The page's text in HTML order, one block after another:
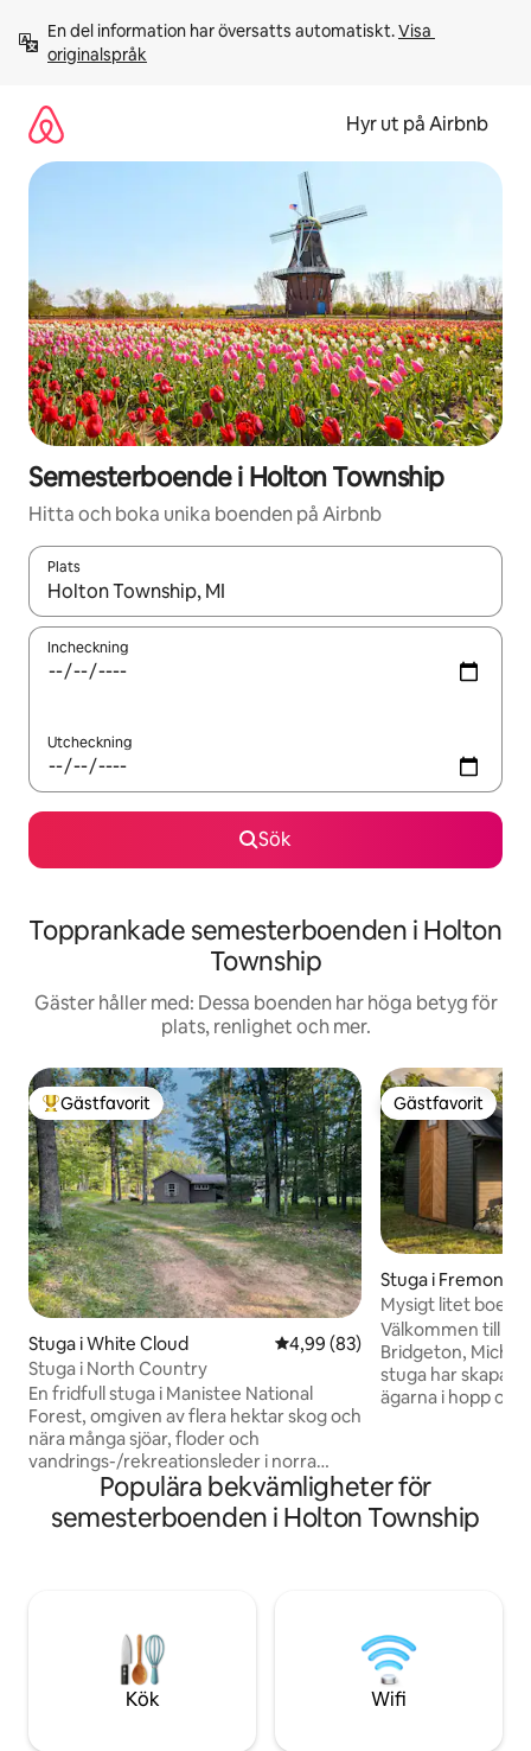
innehåll
En del information har översatts automatiskt. Visa
originalspråk
Hyr ut på Airbnb
Semesterboende i Holton Township
Hitta och boka unika boenden på Airbnb
Plats
När resultaten är tillgängliga kan du navigera med upp- och
Incheckning
Utcheckning
Sök
Topprankade semesterboenden i Holton
Township
Gäster håller med: Dessa boenden har höga betyg för
plats, renlighet och mer.
Populär gästfavorit
Gästfavorit
Stuga i White Cloud 4,99 av 5 i genomsnittligt
4,99 (83)
Stuga i North Country
En fridfull stuga i Manistee National
Forest, omgiven av flera hektar skog och
nära många sjöar, floder och
vandrings-/rekreationsleder i norra
Michigan. Alla sporter – Diamond Lake
ligger runt hörnet med sjösättning av
båtar och park,
som har omvandlats till ett spelrum med
wifi-TV, en rymlig eldstad utomhus och
stora fönster för att beskåda utsikten
och de vilda djuren som besöker. Inga
Gästfavorit
Gästfavorit
Stuga i Fremont
Mysigt litet
eldstad nära
Välkommen till
Bridgeton,
stuga har
ägarna i hopp om
ut med omsorg
kännas varmt,
Efter en dag
Populära bekvämligheter för
semesterboenden i Holton Township
Kök Wifi